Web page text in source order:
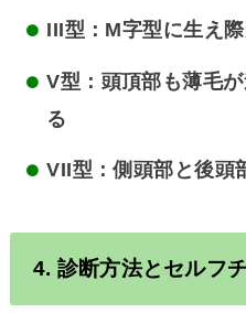
III型：M字型に生え
V型：頭頂部も薄毛
る
VII型：側頭部と後頭
4. 診断方法とセルフ